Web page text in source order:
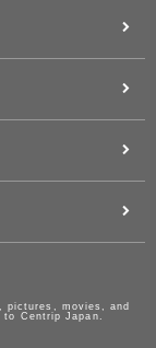
pictures, movies, and
Centrip Japan.